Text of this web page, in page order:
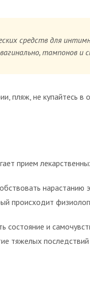
средств для
тампонов и
пляж, не купайтесь
прием
нарастанию
происходит
и
тяжелых